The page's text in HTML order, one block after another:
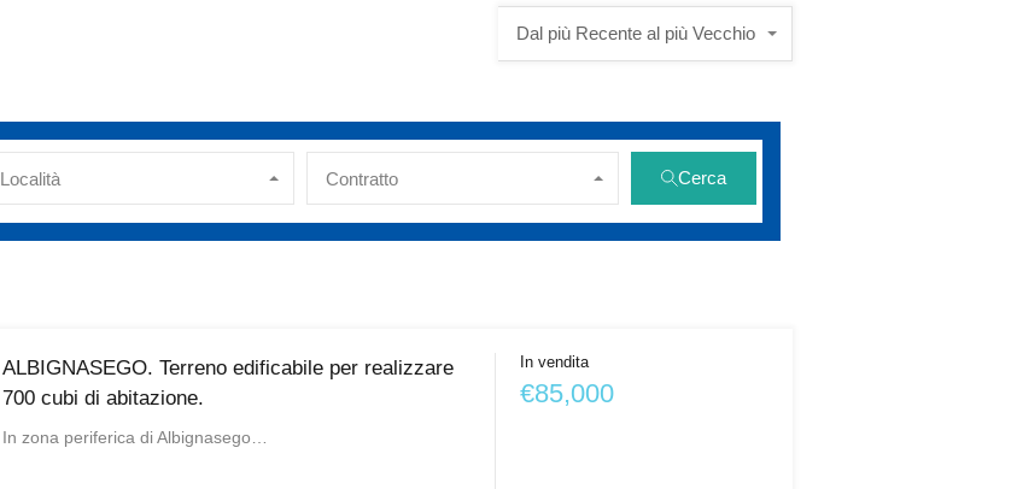
Dal più Recente al più Vecchio
Località Contratto Cerca
ALBIGNASEGO. Terreno edificabile per realizzare
700 cubi di abitazione.
In zona periferica di Albignasego…
In vendita
€85,000